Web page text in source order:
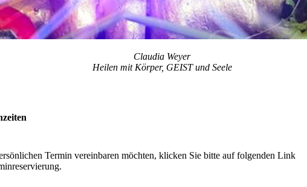
Claudia Weyer
Heilen mit Körper, GEIST und Seele
Termin vereinbaren möchten, klicken Sie bitte auf folgenden Link